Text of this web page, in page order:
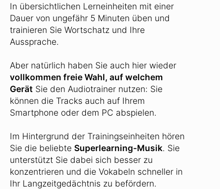
In übersichtlichen Lerneinheiten mit einer
Dauer von ungefähr 5 Minuten üben und
trainieren Sie Wortschatz und Ihre
Aussprache.
Aber natürlich haben Sie auch hier wieder
vollkommen freie Wahl, auf welchem
Gerät Sie den Audiotrainer nutzen: Sie
können die Tracks auch auf Ihrem
Smartphone oder dem PC abspielen.
Im Hintergrund der Trainingseinheiten hören
Sie die beliebte Superlearning-Musik. Sie
unterstützt Sie dabei sich besser zu
konzentrieren und die Vokabeln schneller in
Ihr Langzeitgedächtnis zu befördern.